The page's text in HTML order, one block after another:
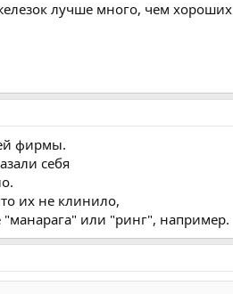
лучше много, чем хороших
фирмы.
себя
их не клинило,
или "ринг", например.